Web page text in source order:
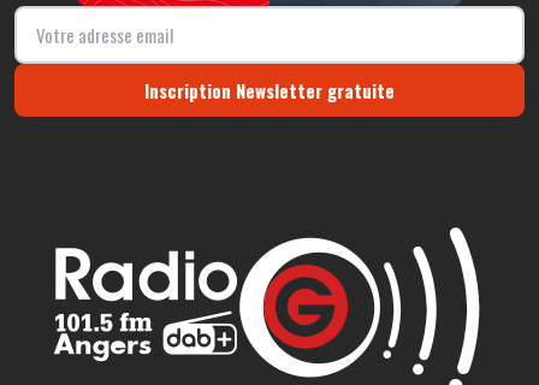
Inscription Newsletter gratuite